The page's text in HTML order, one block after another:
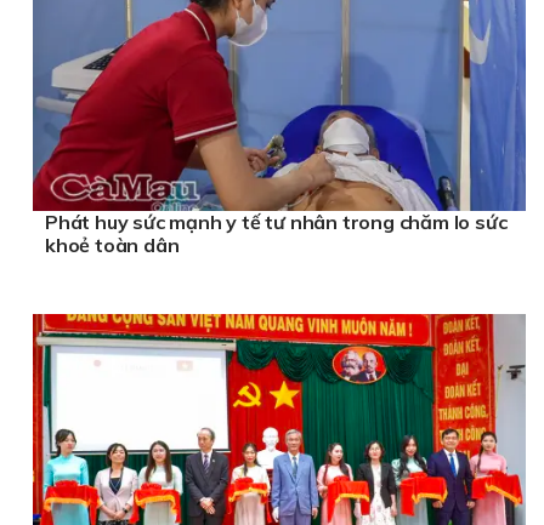
Phát huy sức mạnh y tế tư nhân trong chăm lo sức
khoẻ toàn dân